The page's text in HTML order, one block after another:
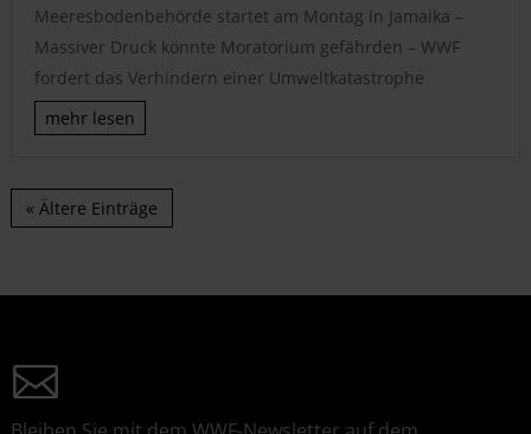
Meeresbodenbehörde startet am Montag in Jamaika –
Massiver Druck könnte Moratorium gefährden – WWF
fordert das Verhindern einer Umweltkatastrophe
mehr lesen
« Ältere Einträge